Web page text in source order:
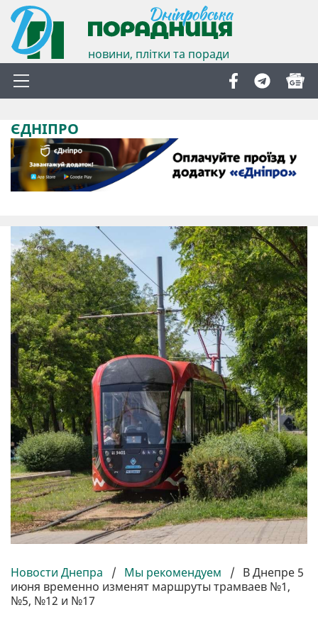
новини, плітки та поради
ЄДНІПРО
Новости Днепра / Мы рекомендуем / В Днепре 5
июня временно изменят маршруты трамваев №1,
№5, №12 и №17